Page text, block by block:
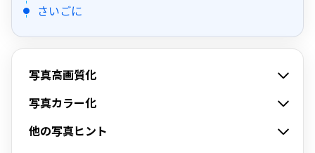
さいごに
写真高画質化
写真カラー化
他の写真ヒント